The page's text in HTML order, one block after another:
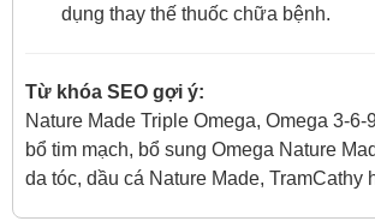
dụng thay thế thuốc chữa bệnh.
Từ khóa SEO gợi ý:
Nature Made Triple Omega, Omega 3-6-
bổ tim mạch, bổ sung Omega Nature
da tóc, dầu cá Nature Made, TramCathy